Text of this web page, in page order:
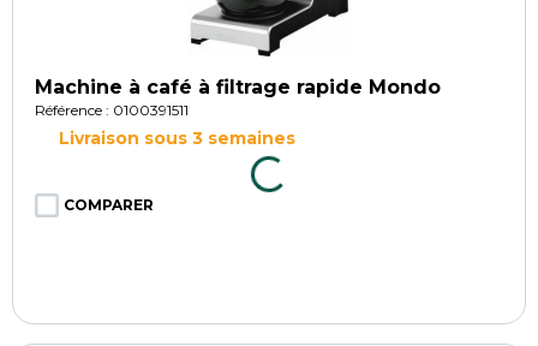
Machine à café à filtrage rapide Mondo
Référence : 0100391511
Livraison sous 3 semaines
COMPARER